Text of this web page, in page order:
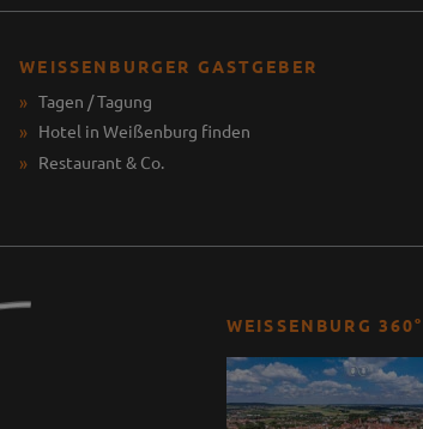
WEISSENBURGER GASTGEBER
Tagen / Tagung
Hotel in Weißenburg finden
Restaurant & Co.
WEISSENBURG 360°